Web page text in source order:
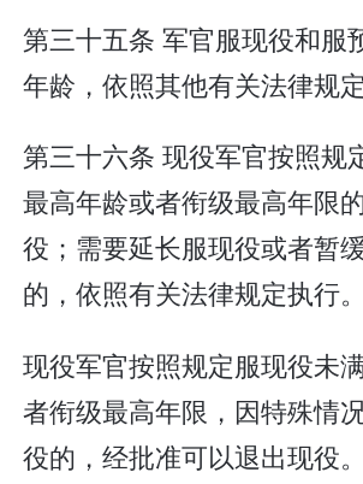
第三十五条 军官服现役和服
年龄，依照其他有关法律规定
第三十六条 现役军官按照规
最高年龄或者衔级最高年限
役；需要延长服现役或者暂
的，依照有关法律规定执行。
现役军官按照规定服现役未
者衔级最高年限，因特殊情
役的，经批准可以退出现役。